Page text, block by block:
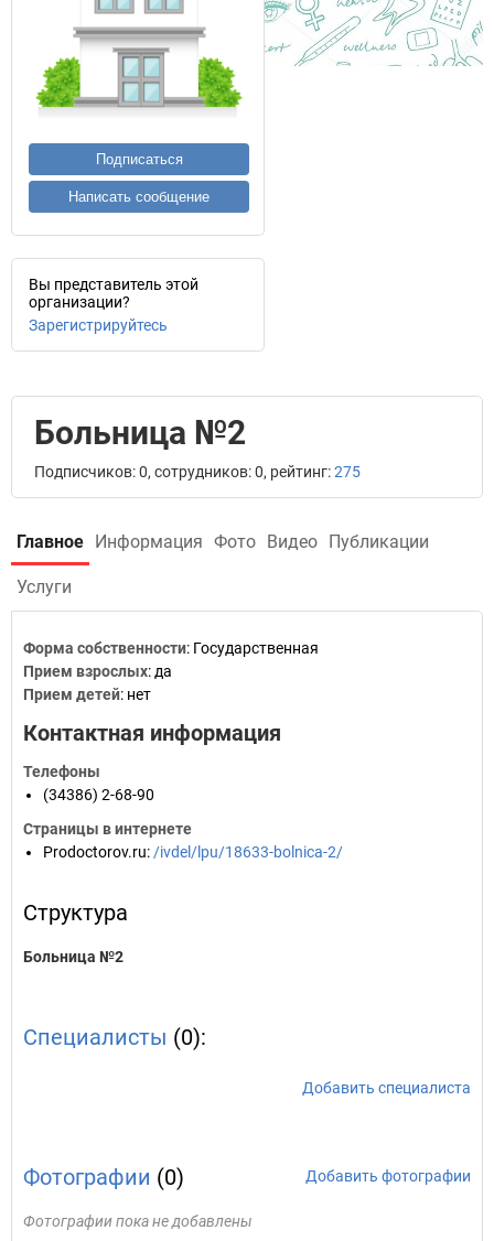
Подписаться
Написать сообщение
Вы представитель этой
организации?
Зарегистрируйтесь
Больница №2
Подписчиков: 0, сотрудников: 0, рейтинг:275
Главное Информация Фото Видео Публикации
Услуги
Форма собственности: Государственная
Прием взрослых: да
Прием детей: нет
Контактная информация
Телефоны
(34386) 2-68-90
Страницы в интернете
Prodoctorov.ru: /ivdel/lpu/18633-bolnica-2/
Структура
Больница №2
Специалисты (0):
Добавить специалиста
Фотографии (0) Добавить фотографии
Фотографии пока не добавлены